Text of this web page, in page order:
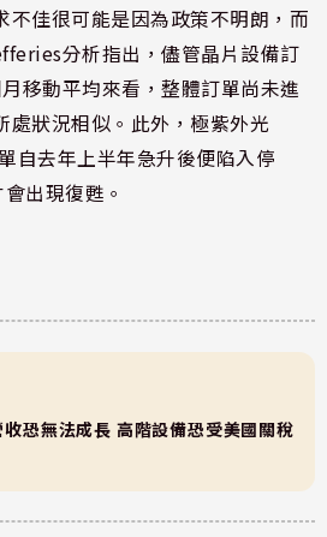
不佳很可能是因為政策不明朗，而
分析指出，儘管晶片設備訂
移動平均來看，整體訂單尚未進
處狀況相似。此外，極紫外光
自去年上半年急升後便陷入停
出現復甦。
恐無法成長 高階設備恐受美國關稅